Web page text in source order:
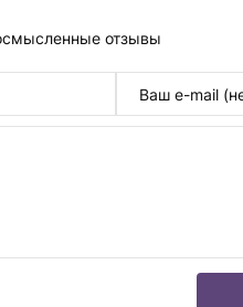
отзывы